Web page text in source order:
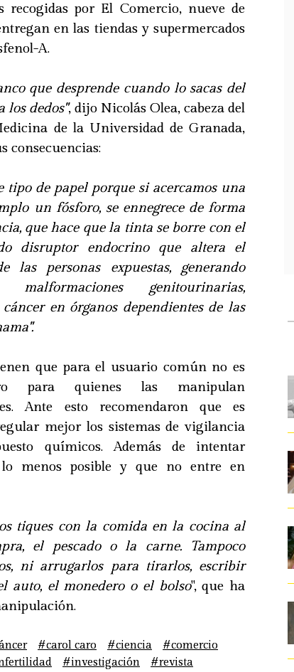
recogidas por El Comercio, nueve de
en las tiendas y supermercados
A.
que desprende cuando lo sacas del
los dedos", dijo Nicolás Olea, cabeza del
de la Universidad de Granada,
consecuencias:
tipo de papel porque si acercamos una
un fósforo, se ennegrece de forma
que hace que la tinta se borre con el
disruptor endocrino que altera el
las personas expuestas, generando
malformaciones genitourinarias,
en órganos dependientes de las
que para el usuario común no es
para quienes las manipulan
Ante esto recomendaron que es
mejor los sistemas de vigilancia
químicos. Además de intentar
menos posible y que no entre en
tiques con la comida en la cocina al
el pescado o la carne. Tampoco
ni arrugarlos para tirarlos, escribir
auto, el monedero o el bolso", que ha
#carol caro #ciencia
#comercio
#investigación
#revista